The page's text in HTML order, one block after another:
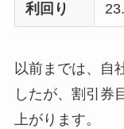
利回り
以前までは、自
したが、割引券
上がります。